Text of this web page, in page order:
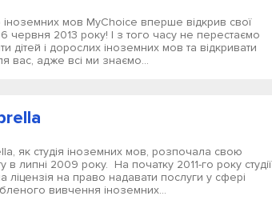
іноземних мов MyChoice вперше відкрив свої
6 червня 2013 року! І з того часу не перестаємо
дітей і дорослих іноземних мов та відкривати
вас, адже всі ми знаємо...
як студія іноземних мов, розпочала свою
в липні 2009 року. На початку 2011-го року cтудії
ліцензія на право надавати послуги у сфері
вивчення іноземних...